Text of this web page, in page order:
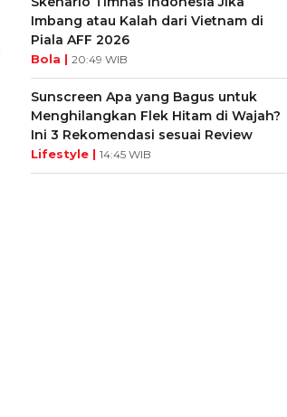
Imbang atau Kalah dari Vietnam di
Piala AFF 2026
Bola | 20:49 WIB
Sunscreen Apa yang Bagus untuk
Menghilangkan Flek Hitam di Wajah?
Ini 3 Rekomendasi sesuai Review
Lifestyle | 14:45 WIB